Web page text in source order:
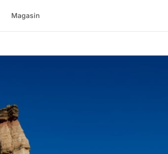
Magasin